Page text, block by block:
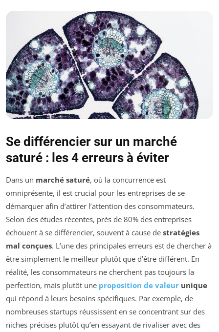
Se différencier sur un marché
saturé : les 4 erreurs à éviter
Dans un marché saturé, où la concurrence est
omniprésente, il est crucial pour les entreprises de se
démarquer afin d’attirer l’attention des consommateurs.
Selon des études récentes, près de 80% des entreprises
échouent à se différencier, souvent à cause de stratégies
mal conçues. L’une des principales erreurs est de chercher à
être simplement le meilleur plutôt que d’être différent. En
réalité, les consommateurs ne cherchent pas toujours la
perfection, mais plutôt une proposition de valeur unique
qui répond à leurs besoins spécifiques. Par exemple, de
nombreuses startups réussissent en se concentrant sur des
niches précises plutôt qu’en essayant de rivaliser avec des